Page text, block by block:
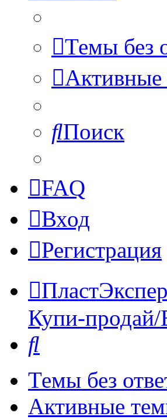
Темы без
Поиск
FAQ
Вход
Регистрация
Купи-
Темы без
Активные